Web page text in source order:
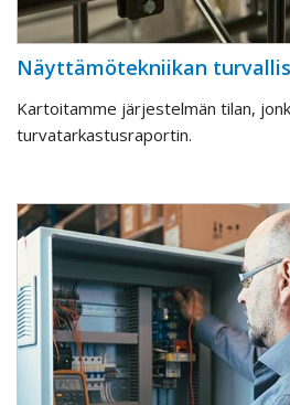
Näyttämötekniikan
Kartoitamme järjestelmän tilan,
turvatarkastusraportin.